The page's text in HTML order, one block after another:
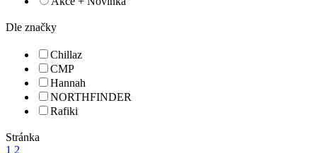
Dle značky
Chillaz
CMP
Hannah
NORTHFINDER
Rafiki
Stránka
1 2